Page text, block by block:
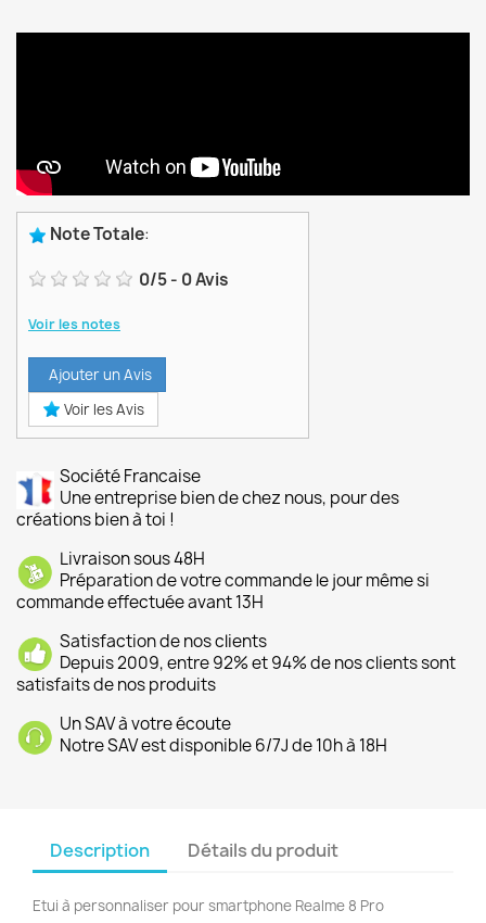
Note Totale:
0/5- 0Avis
Voir les notes
Ajouter un Avis
Voir les Avis
Société Francaise
Une entreprise bien de chez nous, pour des
créations bien à toi !
Livraison sous 48H
Préparation de votre commande le jour même si
commande effectuée avant 13H
Satisfaction de nos clients
Depuis 2009, entre 92% et 94% de nos clients sont
satisfaits de nos produits
Un SAV à votre écoute
Notre SAV est disponible 6/7J de 10h à 18H
Description Détails du produit
Etui à personnaliser pour smartphone Realme 8 Pro